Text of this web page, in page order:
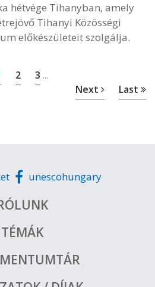
hétvége Tihanyban, amely
Tihanyi Közösségi
előkészületeit szolgálja.
2 3 ...
Next Last
unescohungary
TÉMÁK